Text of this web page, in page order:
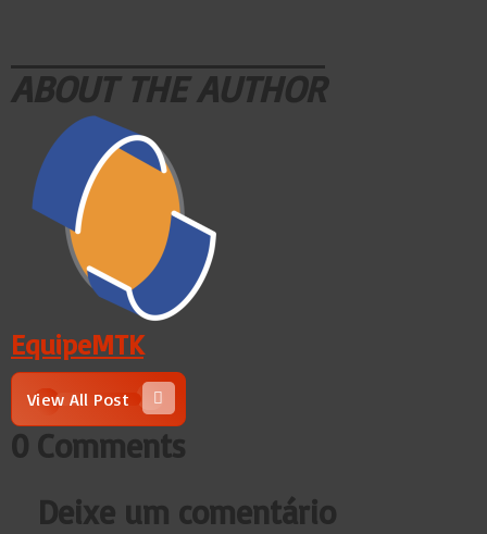
ABOUT THE AUTHOR
EquipeMTK
View All Post
0 Comments
Deixe um comentário